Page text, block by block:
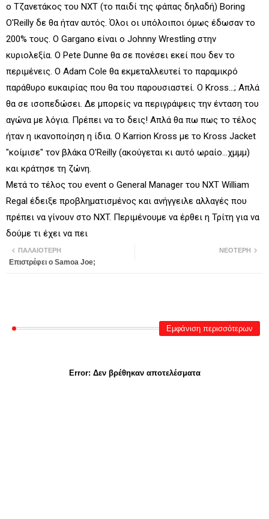
ο Τζανετάκος του NXT (το παιδί της φάπας δηλαδή) Boring
O'Reilly δε θα ήταν αυτός. Όλοι οι υπόλοιποι όμως έδωσαν το
200% τους. Ο Gargano είναι ο Johnny Wrestling στην
κυριολεξία. Ο Pete Dunne θα σε πονέσει εκεί που δεν το
περιμένεις. Ο Adam Cole θα εκμεταλλευτεί το παραμικρό
παράθυρο ευκαιρίας που θα του παρουσιαστεί. Ο Kross...; Απλά
θα σε ισοπεδώσει. Δε μπορείς να περιγράψεις την ένταση του
αγώνα με λόγια. Πρέπει να το δεις! Απλά θα πω πως το τέλος
ήταν η ικανοποίηση η ίδια. Ο Karrion Kross με το Kross Jacket
"κοίμισε" τον βλάκα O'Reilly (ακούγεται κι αυτό ωραίο...χμμμ)
και κράτησε τη ζώνη.
Μετά το τέλος του event ο General Manager του NXT William
Regal έδειξε προβληματισμένος και ανήγγειλε αλλαγές που
πρέπει να γίνουν στο NXT. Περιμένουμε να έρθει η Τρίτη για να
δούμε τι έχει να πει
ΝΕΌΤΕΡΗ
ΠΑΛΑΙΌΤΕΡΗ
Επιστρέφει ο Samoa Joe;
Εμφάνιση περισσότερων
Error: Δεν βρέθηκαν αποτελέσματα